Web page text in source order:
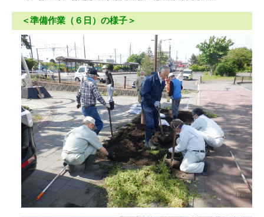
＜準備作業（６日）の様子＞